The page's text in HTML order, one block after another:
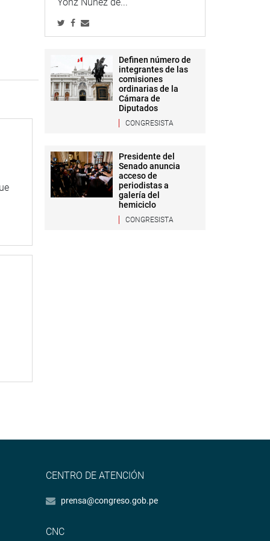
Definen número de
integrantes de las
comisiones
ordinarias de la
Cámara de
Diputados
CONGRESISTA
Presidente del
Senado anuncia
acceso de
periodistas a
galería del
hemiciclo
CONGRESISTA
CENTRO DE ATENCIÓN
prensa@congreso.gob.pe
CNC